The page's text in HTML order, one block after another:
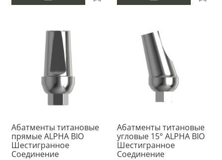
Абатменты титановые
прямые ALPHA BIO
Шестигранное
Соединение
Абатменты титановые
угловые 15° ALPHA BIO
Шестигранное
Соединение